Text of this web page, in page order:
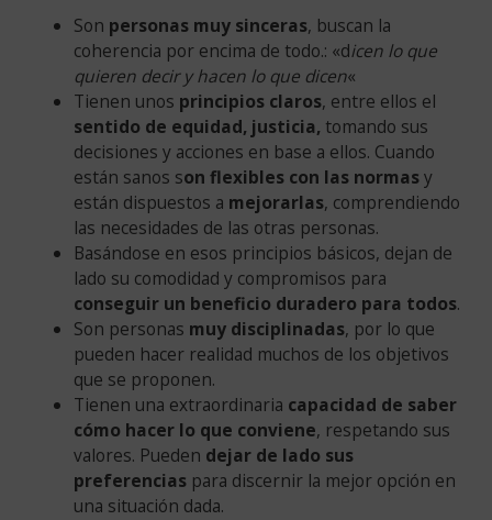
Son personas muy sinceras, buscan la
coherencia por encima de todo.: «dicen lo que
quieren decir y hacen lo que dicen«
Tienen unos principios claros, entre ellos el
sentido de equidad, justicia, tomando sus
decisiones y acciones en base a ellos. Cuando
están sanos son flexibles con las normasy
están dispuestos a mejorarlas, comprendiendo
las necesidades de las otras personas.
Basándose en esos principios básicos, dejan de
lado su comodidad y compromisos para
conseguir un beneficio duradero para todos.
Son personas muy disciplinadas, por lo que
pueden hacer realidad muchos de los objetivos
que se proponen.
Tienen una extraordinaria capacidad de saber
cómo hacer lo que conviene, respetando sus
valores. Pueden dejar de lado sus
preferencias para discernir la mejor opción en
una situación dada.